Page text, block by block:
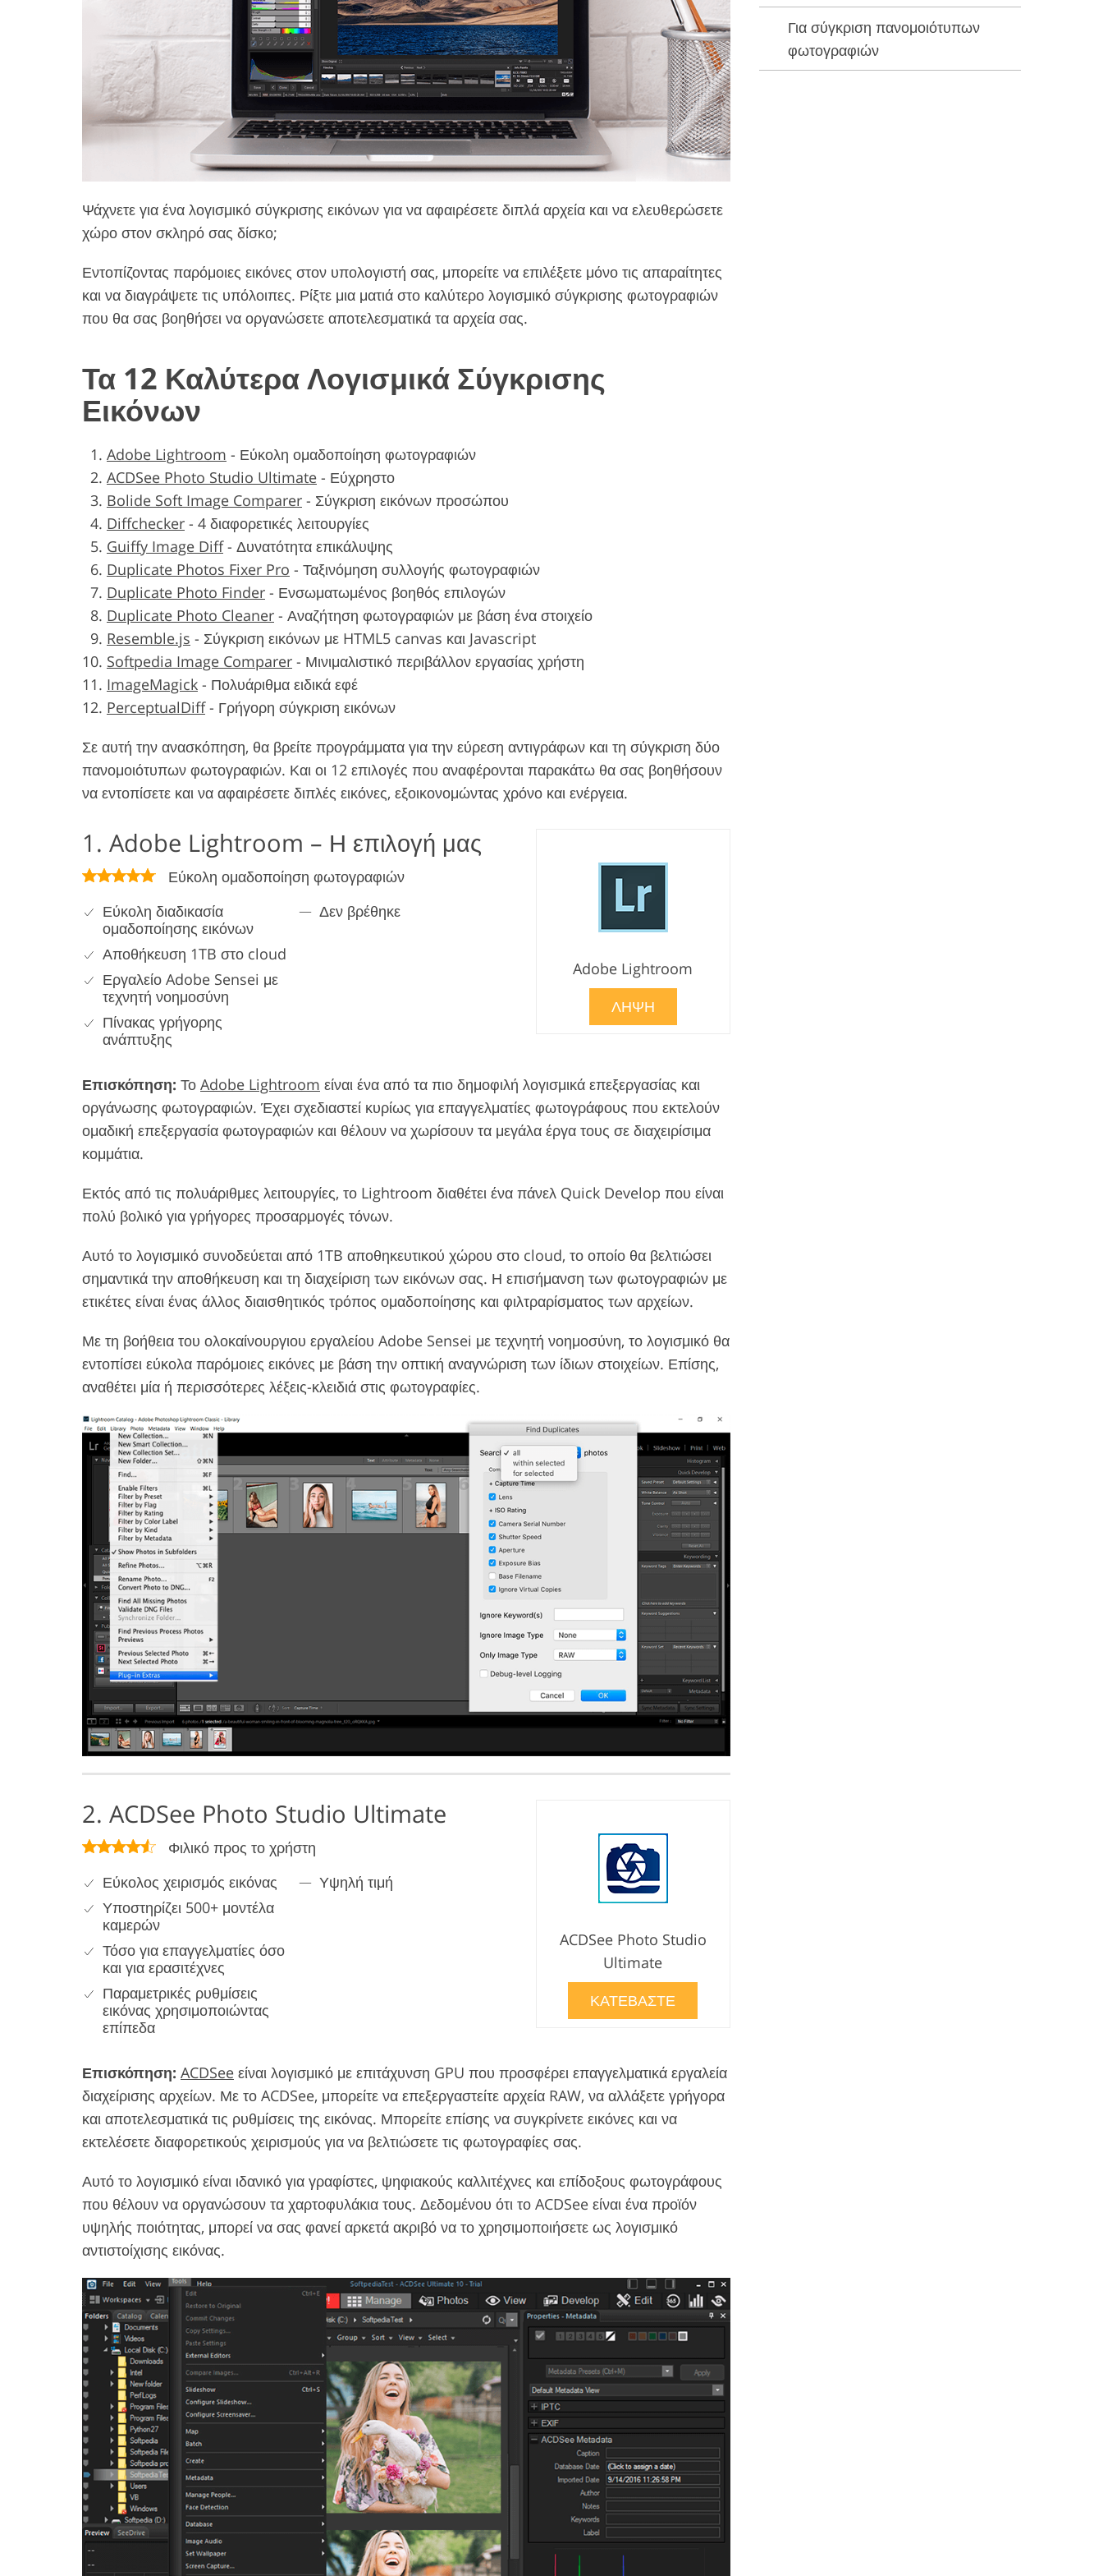
Επεξεργασία φωτογραφιών
προϊόντος
Επεξεργασία φωτογραφιών
κοσμημάτων
Δεδομένα Εκπαίδευσης AI
Υπηρεσίες επεξεργασίας
βίντεο
Ψάχνετε για ένα λογισμικό σύγκρισης εικόνων για να αφαιρέσετε διπλά αρχεία και να ελευθερώσετε
χώρο στον σκληρό σας δίσκο;
Εντοπίζοντας παρόμοιες εικόνες στον υπολογιστή σας, μπορείτε να επιλέξετε μόνο τις απαραίτητες
και να διαγράψετε τις υπόλοιπες. Ρίξτε μια ματιά στο καλύτερο λογισμικό σύγκρισης φωτογραφιών
που θα σας βοηθήσει να οργανώσετε αποτελεσματικά τα αρχεία σας.
Τα 12 Καλύτερα Λογισμικά Σύγκρισης
Εικόνων
Adobe Lightroom - Εύκολη ομαδοποίηση φωτογραφιών
ACDSee Photo Studio Ultimate - Εύχρηστο
Bolide Soft Image Comparer - Σύγκριση εικόνων προσώπου
Diffchecker - 4 διαφορετικές λειτουργίες
Guiffy Image Diff- Δυνατότητα επικάλυψης
Duplicate Photos Fixer Pro - Ταξινόμηση συλλογής φωτογραφιών
Duplicate Photo Finder - Ενσωματωμένος βοηθός επιλογών
Duplicate Photo Cleaner - Αναζήτηση φωτογραφιών με βάση ένα στοιχείο
Resemble.js - Σύγκριση εικόνων με HTML5 canvas και Javascript
Softpedia Image Comparer - Μινιμαλιστικό περιβάλλον εργασίας χρήστη
ImageMagick - Πολυάριθμα ειδικά εφέ
PerceptualDiff- Γρήγορη σύγκριση εικόνων
Σε αυτή την ανασκόπηση, θα βρείτε προγράμματα για την εύρεση αντιγράφων και τη σύγκριση δύο
πανομοιότυπων φωτογραφιών. Και οι 12 επιλογές που αναφέρονται παρακάτω θα σας βοηθήσουν
να εντοπίσετε και να αφαιρέσετε διπλές εικόνες, εξοικονομώντας χρόνο και ενέργεια.
1. Adobe Lightroom – Η επιλογή μας
Εύκολη ομαδοποίηση φωτογραφιών
Εύκολη διαδικασία
ομαδοποίησης εικόνων
Αποθήκευση 1TB στο cloud
Εργαλείο Adobe Sensei με
τεχνητή νοημοσύνη
Πίνακας γρήγορης
ανάπτυξης
Δεν βρέθηκε
Adobe Lightroom
ΛΗΨΗ
Επισκόπηση: Το Adobe Lightroom είναι ένα από τα πιο δημοφιλή λογισμικά επεξεργασίας και
οργάνωσης φωτογραφιών. Έχει σχεδιαστεί κυρίως για επαγγελματίες φωτογράφους που εκτελούν
ομαδική επεξεργασία φωτογραφιών και θέλουν να χωρίσουν τα μεγάλα έργα τους σε διαχειρίσιμα
κομμάτια.
Εκτός από τις πολυάριθμες λειτουργίες, το Lightroom διαθέτει ένα πάνελ Quick Develop που είναι
πολύ βολικό για γρήγορες προσαρμογές τόνων.
Αυτό το λογισμικό συνοδεύεται από 1TB αποθηκευτικού χώρου στο cloud, το οποίο θα βελτιώσει
σημαντικά την αποθήκευση και τη διαχείριση των εικόνων σας. Η επισήμανση των φωτογραφιών με
ετικέτες είναι ένας άλλος διαισθητικός τρόπος ομαδοποίησης και φιλτραρίσματος των αρχείων.
Με τη βοήθεια του ολοκαίνουργιου εργαλείου Adobe Sensei με τεχνητή νοημοσύνη, το λογισμικό θα
εντοπίσει εύκολα παρόμοιες εικόνες με βάση την οπτική αναγνώριση των ίδιων στοιχείων. Επίσης,
αναθέτει μία ή περισσότερες λέξεις-κλειδιά στις φωτογραφίες.
2. ACDSee Photo Studio Ultimate
Φιλικό προς το χρήστη
Εύκολος χειρισμός εικόνας
Υποστηρίζει 500+ μοντέλα
καμερών
Τόσο για επαγγελματίες όσο
και για ερασιτέχνες
Παραμετρικές ρυθμίσεις
εικόνας χρησιμοποιώντας
επίπεδα
Υψηλή τιμή
ACDSee Photo Studio
Ultimate
ΚΑΤΕΒΑΣΤΕ
Επισκόπηση: ACDSee είναι λογισμικό με επιτάχυνση GPU που προσφέρει επαγγελματικά εργαλεία
διαχείρισης αρχείων. Με το ACDSee, μπορείτε να επεξεργαστείτε αρχεία RAW, να αλλάξετε γρήγορα
και αποτελεσματικά τις ρυθμίσεις της εικόνας. Μπορείτε επίσης να συγκρίνετε εικόνες και να
εκτελέσετε διαφορετικούς χειρισμούς για να βελτιώσετε τις φωτογραφίες σας.
Αυτό το λογισμικό είναι ιδανικό για γραφίστες, ψηφιακούς καλλιτέχνες και επίδοξους φωτογράφους
που θέλουν να οργανώσουν τα χαρτοφυλάκια τους. Δεδομένου ότι το ACDSee είναι ένα προϊόν
υψηλής ποιότητας, μπορεί να σας φανεί αρκετά ακριβό να το χρησιμοποιήσετε ως λογισμικό
αντιστοίχισης εικόνας.
Για σύγκριση πανομοιότυπων
φωτογραφιών